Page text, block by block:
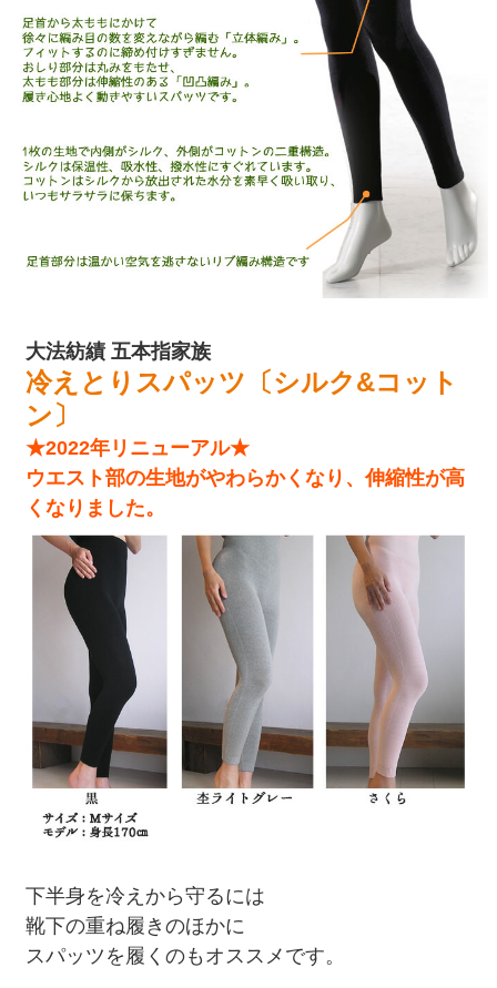
大法紡績 五本指家族
冷えとりスパッツ〔シルク&コット
ン〕
★2022年リニューアル★
ウエスト部の生地がやわらかくなり、伸縮性が高
くなりました。
下半身を冷えから守るには
靴下の重ね履きのほかに
スパッツを履くのもオススメです。